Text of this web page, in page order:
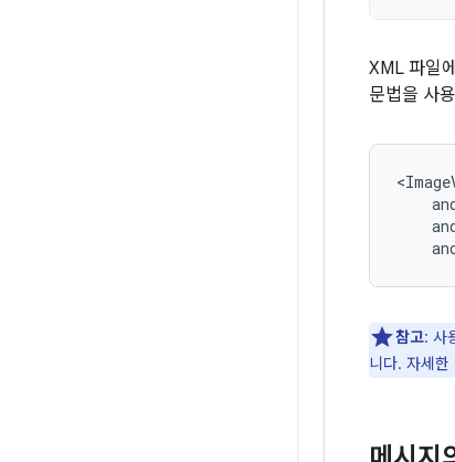
XML 파일
문법을 사
참고: 사
니다. 자세한